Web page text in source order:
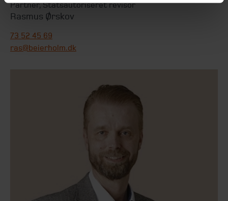
Partner,Statsautoriseret revisor
Rasmus Ørskov
73 52 45 69
ras@beierholm.dk